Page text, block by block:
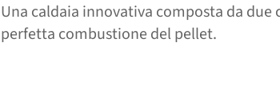
Una caldaia innovativa composta da
perfetta combustione del pellet.